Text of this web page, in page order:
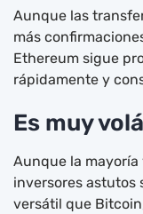
Aunque las
más
Ethereum sigue
rápidamente y
Es muy
Aunque la
inversores astutos
versátil que